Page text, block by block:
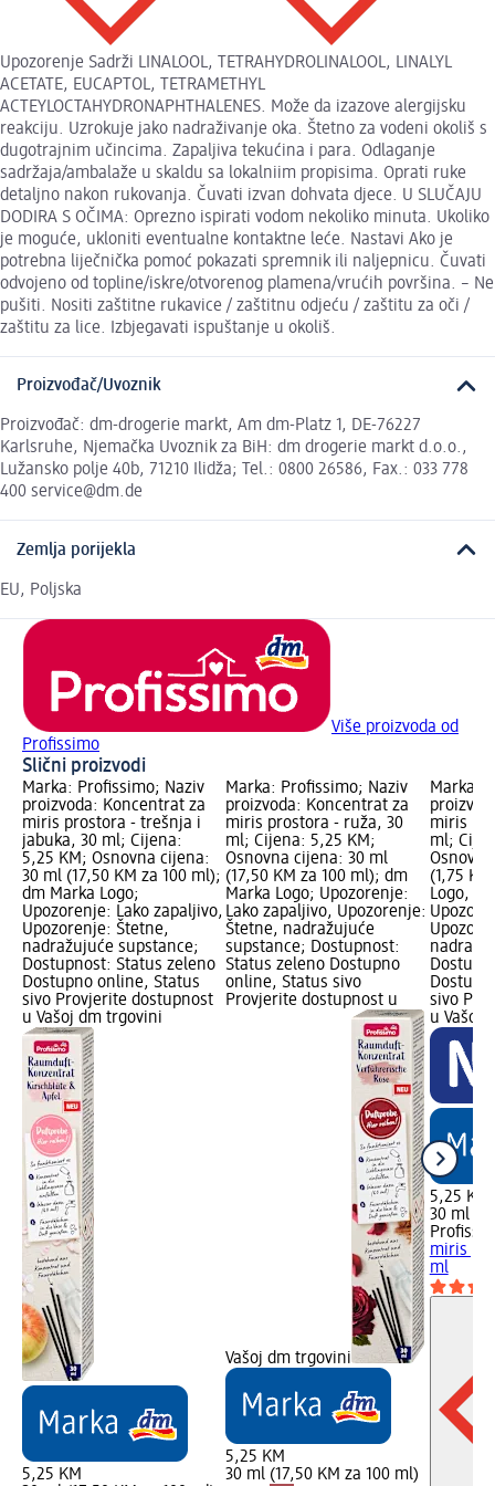
Upozorenje Sadrži LINALOOL, TETRAHYDROLINALOOL, LINALYL
ACETATE, EUCAPTOL, TETRAMETHYL
ACTEYLOCTAHYDRONAPHTHALENES. Može da izazove alergijsku
reakciju. Uzrokuje jako nadraživanje oka. Štetno za vodeni okoliš s
dugotrajnim učincima. Zapaljiva tekućina i para. Odlaganje
sadržaja/ambalaže u skaldu sa lokalniim propisima. Oprati ruke
detaljno nakon rukovanja. Čuvati izvan dohvata djece. U SLUČAJU
DODIRA S OČIMA: Oprezno ispirati vodom nekoliko minuta. Ukoliko
je moguće, ukloniti eventualne kontaktne leće. Nastavi Ako je
potrebna liječnička pomoć pokazati spremnik ili naljepnicu. Čuvati
odvojeno od topline/iskre/otvorenog plamena/vrućih površina. – Ne
pušiti. Nositi zaštitne rukavice / zaštitnu odjeću / zaštitu za oči /
zaštitu za lice. Izbjegavati ispuštanje u okoliš.
Proizvođač/Uvoznik
Proizvođač: dm-drogerie markt, Am dm-Platz 1, DE-76227
Karlsruhe, Njemačka Uvoznik za BiH: dm drogerie markt d.o.o.,
Lužansko polje 40b, 71210 Ilidža; Tel.: 0800 26586, Fax.: 033 778
400 service@dm.de
Zemlja porijekla
EU, Poljska
Više proizvoda od
Profissimo
Slični proizvodi
Marka: Profissimo; Naziv
proizvoda: Koncentrat za
miris prostora - trešnja i
jabuka, 30 ml; Cijena:
5,25 KM; Osnovna cijena:
30 ml (17,50 KM za 100 ml);
dm Marka Logo;
Upozorenje: Lako zapaljivo,
Upozorenje: Štetne,
nadražujuće supstance;
Dostupnost: Status zeleno
Dostupno online, Status
sivo Provjerite dostupnost
u Vašoj dm trgovini
5,25 KM
Marka: Profissimo; Naziv
proizvoda: Koncentrat za
miris prostora - ruža, 30
ml; Cijena: 5,25 KM;
Osnovna cijena: 30 ml
(17,50 KM za 100 ml); dm
Marka Logo; Upozorenje:
Lako zapaljivo, Upozorenje:
Štetne, nadražujuće
supstance; Dostupnost:
Status zeleno Dostupno
online, Status sivo
Provjerite dostupnost u
Vašoj dm trgovini
5,25 KM
30 ml (17,50 KM za 100 ml)
Marka:
miris
ml;
(1,75
Logo,
sivo
u Vašoj
5,25 KM
30 ml
miris
ml